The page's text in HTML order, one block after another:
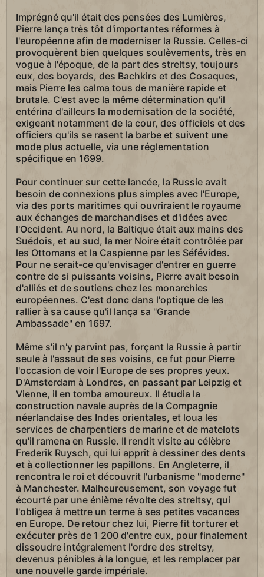
Imprégné qu'il était des pensées des Lumières,
Pierre lança très tôt d'importantes réformes à
l'européenne afin de moderniser la Russie. Celles-ci
provoquèrent bien quelques soulèvements, très en
vogue à l'époque, de la part des streltsy, toujours
eux, des boyards, des Bachkirs et des Cosaques,
mais Pierre les calma tous de manière rapide et
brutale. C'est avec la même détermination qu'il
entérina d'ailleurs la modernisation de la société,
exigeant notamment de la cour, des officiels et des
officiers qu'ils se rasent la barbe et suivent une
mode plus actuelle, via une réglementation
spécifique en 1699.
Pour continuer sur cette lancée, la Russie avait
besoin de connexions plus simples avec l'Europe,
via des ports maritimes qui ouvriraient le royaume
aux échanges de marchandises et d'idées avec
l'Occident. Au nord, la Baltique était aux mains des
Suédois, et au sud, la mer Noire était contrôlée par
les Ottomans et la Caspienne par les Séfévides.
Pour ne serait-ce qu'envisager d'entrer en guerre
contre de si puissants voisins, Pierre avait besoin
d'alliés et de soutiens chez les monarchies
européennes. C'est donc dans l'optique de les
rallier à sa cause qu'il lança sa "Grande
Ambassade" en 1697.
Même s'il n'y parvint pas, forçant la Russie à partir
seule à l'assaut de ses voisins, ce fut pour Pierre
l'occasion de voir l'Europe de ses propres yeux.
D'Amsterdam à Londres, en passant par Leipzig et
Vienne, il en tomba amoureux. Il étudia la
construction navale auprès de la Compagnie
néerlandaise des Indes orientales, et loua les
services de charpentiers de marine et de matelots
qu'il ramena en Russie. Il rendit visite au célèbre
Frederik Ruysch, qui lui apprit à dessiner des dents
et à collectionner les papillons. En Angleterre, il
rencontra le roi et découvrit l'urbanisme "moderne"
à Manchester. Malheureusement, son voyage fut
écourté par une énième révolte des streltsy, qui
l'obligea à mettre un terme à ses petites vacances
en Europe. De retour chez lui, Pierre fit torturer et
exécuter près de 1 200 d'entre eux, pour finalement
dissoudre intégralement l'ordre des streltsy,
devenus pénibles à la longue, et les remplacer par
une nouvelle garde impériale.